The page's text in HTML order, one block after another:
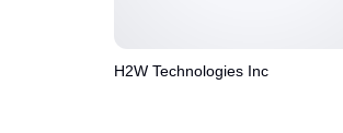
H2W Technologies Inc